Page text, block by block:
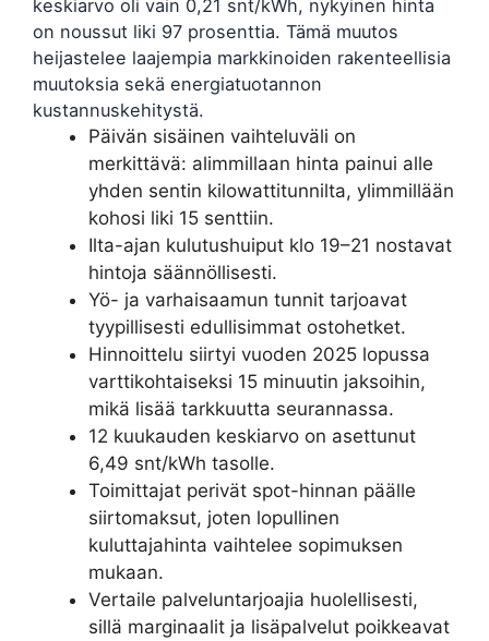
keskiarvo oli vain 0,21 snt/kWh, nykyinen hinta
on noussut liki 97 prosenttia. Tämä muutos
heijastelee laajempia markkinoiden rakenteellisia
muutoksia sekä energiatuotannon
kustannuskehitystä.
Päivän sisäinen vaihteluväli on
merkittävä: alimmillaan hinta painui alle
yhden sentin kilowattitunnilta, ylimmillään
kohosi liki 15 senttiin.
Ilta-ajan kulutushuiput klo 19–21 nostavat
hintoja säännöllisesti.
Yö- ja varhaisaamun tunnit tarjoavat
tyypillisesti edullisimmat ostohetket.
Hinnoittelu siirtyi vuoden 2025 lopussa
varttikohtaiseksi 15 minuutin jaksoihin,
mikä lisää tarkkuutta seurannassa.
12 kuukauden keskiarvo on asettunut
6,49 snt/kWh tasolle.
Toimittajat perivät spot-hinnan päälle
siirtomaksut, joten lopullinen
kuluttajahinta vaihtelee sopimuksen
mukaan.
Vertaile palveluntarjoajia huolellisesti,
sillä marginaalit ja lisäpalvelut poikkeavat